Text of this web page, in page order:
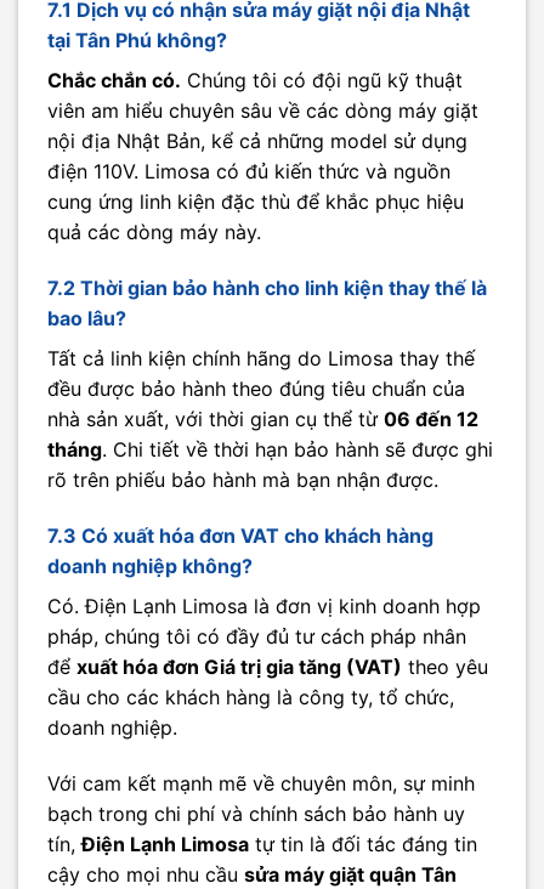
7.1 Dịch vụ có nhận sửa máy giặt nội địa Nhật
tại Tân Phú không?
Chắc chắn có. Chúng tôi có đội ngũ kỹ thuật
viên am hiểu chuyên sâu về các dòng máy giặt
nội địa Nhật Bản, kể cả những model sử dụng
điện 110V. Limosa có đủ kiến thức và nguồn
cung ứng linh kiện đặc thù để khắc phục hiệu
quả các dòng máy này.
7.2 Thời gian bảo hành cho linh kiện thay thế là
bao lâu?
Tất cả linh kiện chính hãng do Limosa thay thế
đều được bảo hành theo đúng tiêu chuẩn của
nhà sản xuất, với thời gian cụ thể từ 06 đến 12
tháng. Chi tiết về thời hạn bảo hành sẽ được ghi
rõ trên phiếu bảo hành mà bạn nhận được.
7.3 Có xuất hóa đơn VAT cho khách hàng
doanh nghiệp không?
Có. Điện Lạnh Limosa là đơn vị kinh doanh hợp
pháp, chúng tôi có đầy đủ tư cách pháp nhân
để xuất hóa đơn Giá trị gia tăng (VAT) theo yêu
cầu cho các khách hàng là công ty, tổ chức,
doanh nghiệp.
Với cam kết mạnh mẽ về chuyên môn, sự minh
bạch trong chi phí và chính sách bảo hành uy
tín,Điện Lạnh Limosa tự tin là đối tác đáng tin
cậy cho mọi nhu cầu sửa máy giặt quận Tân